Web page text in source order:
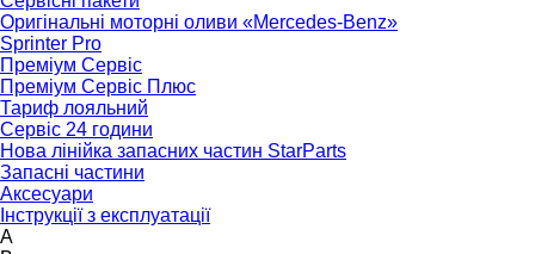
Оригінальні моторні оливи «Mercedes-Benz»
Sprinter Pro
Преміум Сервіс
Преміум Сервіс Плюс
Тариф лояльний
Сервіс 24 години
Нова лінійка запасних частин StarParts
Запасні частини
Аксесуари
Інструкції з експлуатації
A